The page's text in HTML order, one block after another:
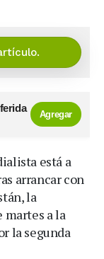
Agregar
está a
arrancar con
la
martes a la
la segunda